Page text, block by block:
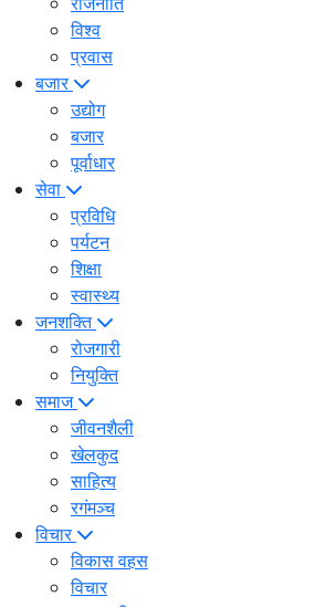
विश्व
प्रवास
बजार
उद्योग
बजार
पूर्वाधार
सेवा
प्रविधि
पर्यटन
शिक्षा
स्वास्थ्य
जनशक्ति
रोजगारी
नियुक्ति
समाज
जीवनशैली
खेलकुद
साहित्य
रगंमञ्च
विचार
विकास वहस
विचार